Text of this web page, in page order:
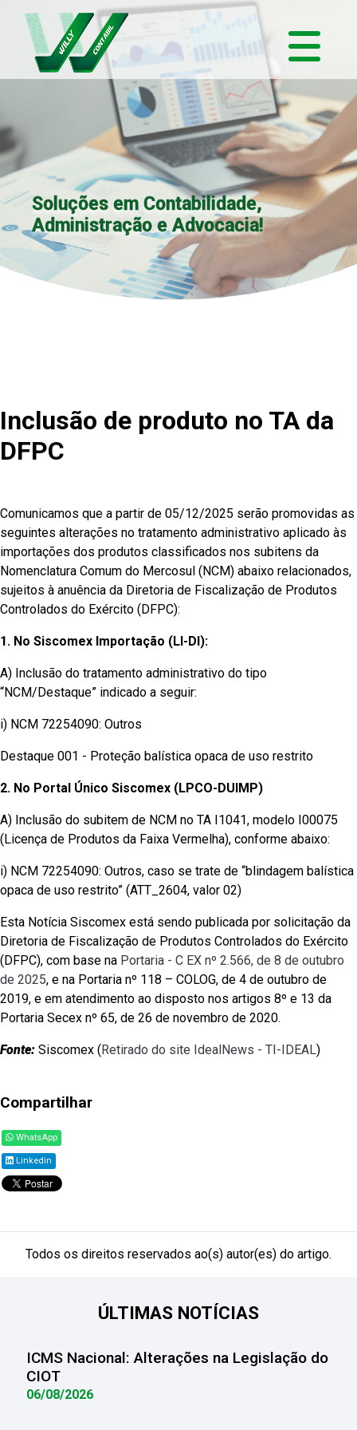
Soluções em Contabilidade,
Administração e Advocacia!
Inclusão de produto no TA da
DFPC
Comunicamos que a partir de 05/12/2025 serão promovidas as
seguintes alterações no tratamento administrativo aplicado às
importações dos produtos classificados nos subitens da
Nomenclatura Comum do Mercosul (NCM) abaixo relacionados,
sujeitos à anuência da Diretoria de Fiscalização de Produtos
Controlados do Exército (DFPC):
1. No Siscomex Importação (LI-DI):
A) Inclusão do tratamento administrativo do tipo
“NCM/Destaque” indicado a seguir:
i) NCM 72254090: Outros
Destaque 001 - Proteção balística opaca de uso restrito
2. No Portal Único Siscomex (LPCO-DUIMP)
A) Inclusão do subitem de NCM no TA I1041, modelo I00075
(Licença de Produtos da Faixa Vermelha), conforme abaixo:
i) NCM 72254090: Outros, caso se trate de “blindagem balística
opaca de uso restrito” (ATT_2604, valor 02)
Esta Notícia Siscomex está sendo publicada por solicitação da
Diretoria de Fiscalização de Produtos Controlados do Exército
(DFPC), com base na Portaria - C EX nº 2.566, de 8 de outubro
de 2025, e na Portaria nº 118 – COLOG, de 4 de outubro de
2019, e em atendimento ao disposto nos artigos 8º e 13 da
Portaria Secex nº 65, de 26 de novembro de 2020.
Fonte: Siscomex (Retirado do site IdealNews - TI-IDEAL)
Compartilhar
WhatsApp
Linkedin
Todos os direitos reservados ao(s) autor(es) do artigo.
ÚLTIMAS NOTÍCIAS
ICMS Nacional: Alterações na Legislação do
CIOT
06/08/2026